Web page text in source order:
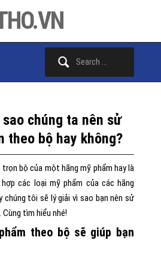
chúng ta nên sử
theo bộ hay không?
bộ của một hãng mỹ phẩm hay là
các loại mỹ phẩm của các hãng
chúng tôi sẽ lý giải vì sao bạn nên sử
tìm hiểu nhé!
theo bộ sẽ giúp bạn